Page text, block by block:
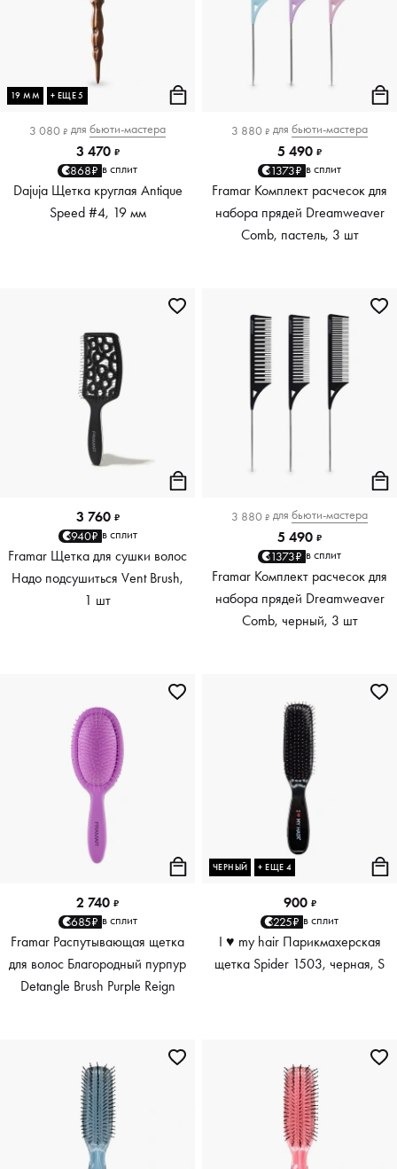
19 ММ + ЕЩЕ 5
3 080 ₽ для бьюти-мастера
3 470 ₽
868₽ в сплит
Dajuja Щетка круглая Antique
Speed #4, 19 мм
3 880 ₽ для бьюти-мастера
5 490 ₽
1373₽ в сплит
Framar Комплект расчесок для
набора прядей Dreamweaver
Comb, пастель, 3 шт
3 760 ₽
940₽ в сплит
Framar Щетка для сушки волос
Надо подсушиться Vent Brush,
1 шт
3 880 ₽ для бьюти-мастера
5 490 ₽
1373₽ в сплит
Framar Комплект расчесок для
набора прядей Dreamweaver
Comb, черный, 3 шт
2 740 ₽
685₽ в сплит
Framar Распутывающая щетка
для волос Благородный пурпур
Detangle Brush Purple Reign
ЧЕРНЫЙ + ЕЩЕ 4
900 ₽
225₽ в сплит
I ♥ my hair Парикмахерская
щетка Spider 1503, черная, S